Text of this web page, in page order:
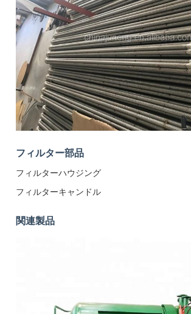
フィルター部品
フィルターハウジング
フィルターキャンドル
関連製品